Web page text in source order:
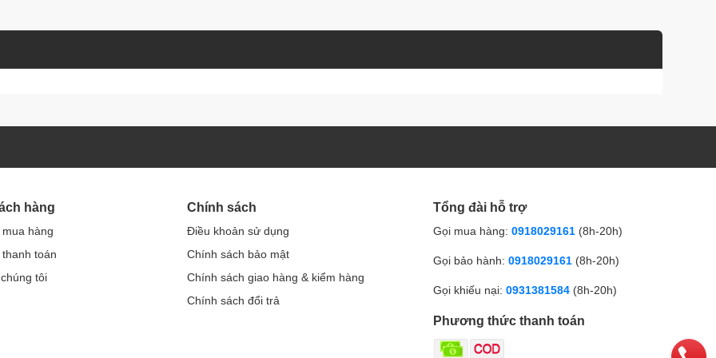
hàng
hàng
toán
tôi
Chính sách
Điều khoản sử dụng
Chính sách bảo mật
Chính sách giao hàng & kiểm hàng
Chính sách đổi trả
Tổng đài hỗ trợ
Gọi mua hàng: 0918029161 (8h-20h)
Gọi bảo hành: 0918029161 (8h-20h)
Gọi khiếu nại: 0931381584 (8h-20h)
Phương thức thanh toán